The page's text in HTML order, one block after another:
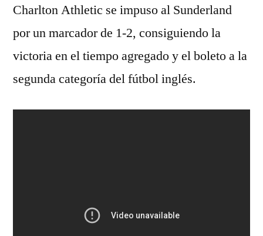
Charlton Athletic se impuso al Sunderland
por un marcador de 1-2, consiguiendo la
victoria en el tiempo agregado y el boleto a la
segunda categoría del fútbol inglés.